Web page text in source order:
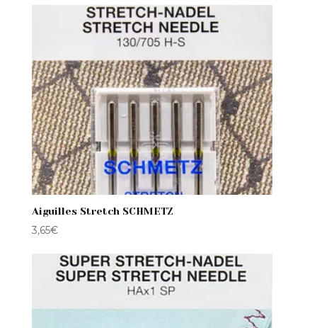
Aiguilles Stretch SCHMETZ
3,65€